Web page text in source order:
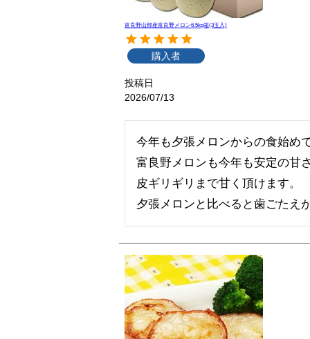
富良野山部産富良野メロン6.5kg箱(3玉入)
購入者
投稿日
2026/07/13
今年も夕張メロンからの食始め
富良野メロンも今年も安定の甘
皮ギリギリまで甘く頂けます。
夕張メロンと比べると歯ごたえ